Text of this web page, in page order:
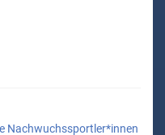
Nachwuchssportler*innen